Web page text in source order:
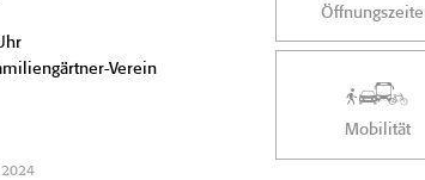
Verein
2024
Mobilität